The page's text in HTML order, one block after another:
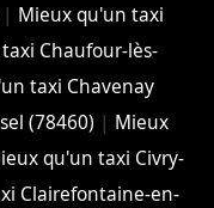
| Mieux qu'un taxi
Chaufour-lès-
taxi Chavenay
(78460) | Mieux
qu'un taxi Civry-
Clairefontaine-en-